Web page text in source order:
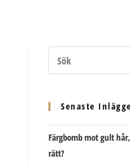
Senaste
Färgbomb mot gult
rätt?